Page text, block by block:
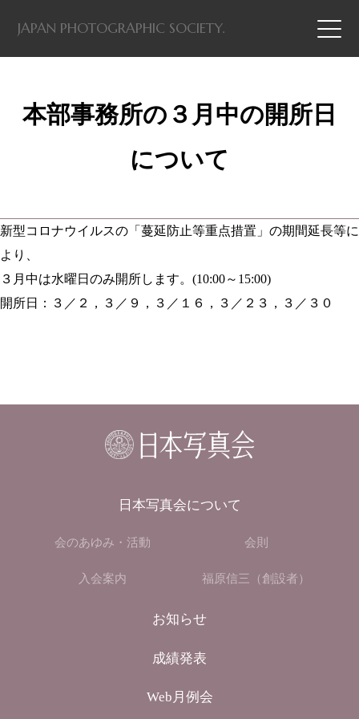
JAPAN PHOTOGRAPHIC SOCIETY.
本部事務所の３月中の開所日
について
新型コロナウイルスの「蔓延防止等重点措置」の期間延長等に
より、
３月中は水曜日のみ開所します。(10:00～15:00)
開所日：３／２，３／９，３／１６，３／２３，３／３０
日本写真会について
会のあゆみ・活動 会則
入会案内 福原信三（創設者）
お知らせ
成績発表
Web月例会